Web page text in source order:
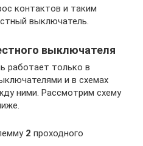
контактов и таким
выключатель.
выключателя
работает только в
и в схемах
ними. Рассмотрим схему
2 проходного